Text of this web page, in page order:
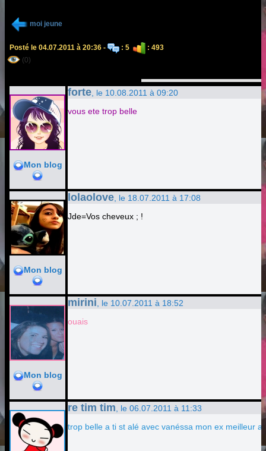
moi jeune
Posté le 04.07.2011 à 20:36 - : 5
: 493
(0)
Mon blog
forte , le 10.08.2011 à 09:20
vous ete trop belle
Mon blog
lolaolove , le 18.07.2011 à 17:08
Jde=Vos cheveux ; !
Mon blog
mirini , le 10.07.2011 à 18:52
ouais
re tim tim , le 06.07.2011 à 11:33
trop belle a ti st alé avec vanéssa mon ex meilleur